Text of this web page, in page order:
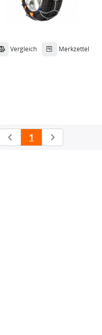
Vergleich Merkzettel
1